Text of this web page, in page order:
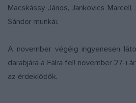
Macskássy János, Jankovics
Sándor munkái.
A november végéig ingyenesen
darabjára a Falra fel! november 27-i
az érdeklődők.